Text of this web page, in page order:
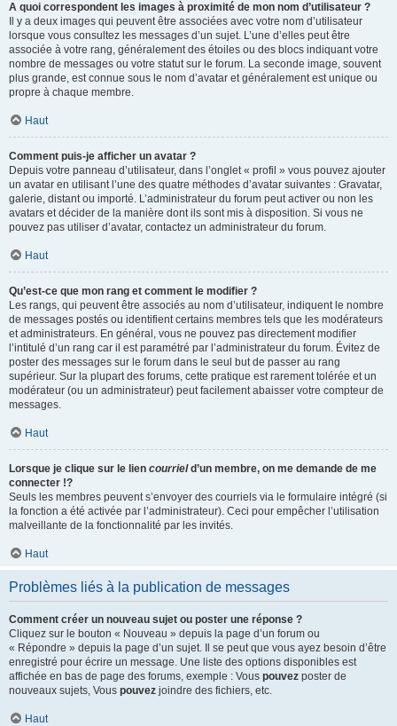
A quoi correspondent les images à proximité de mon nom d’utilisateur ?
Il y a deux images qui peuvent être associées avec votre nom d’utilisateur
lorsque vous consultez les messages d’un sujet. L’une d’elles peut être
associée à votre rang, généralement des étoiles ou des blocs indiquant votre
nombre de messages ou votre statut sur le forum. La seconde image, souvent
plus grande, est connue sous le nom d’avatar et généralement est unique ou
propre à chaque membre.
Haut
Comment puis-je afficher un avatar ?
Depuis votre panneau d’utilisateur, dans l’onglet « profil » vous pouvez ajouter
un avatar en utilisant l’une des quatre méthodes d’avatar suivantes : Gravatar,
galerie, distant ou importé. L’administrateur du forum peut activer ou non les
avatars et décider de la manière dont ils sont mis à disposition. Si vous ne
pouvez pas utiliser d’avatar, contactez un administrateur du forum.
Haut
Qu’est-ce que mon rang et comment le modifier ?
Les rangs, qui peuvent être associés au nom d’utilisateur, indiquent le nombre
de messages postés ou identifient certains membres tels que les modérateurs
et administrateurs. En général, vous ne pouvez pas directement modifier
l’intitulé d’un rang car il est paramétré par l’administrateur du forum. Évitez de
poster des messages sur le forum dans le seul but de passer au rang
supérieur. Sur la plupart des forums, cette pratique est rarement tolérée et un
modérateur (ou un administrateur) peut facilement abaisser votre compteur de
messages.
Haut
Lorsque je clique sur le lien courrield’un membre, on me demande de me
connecter !?
Seuls les membres peuvent s’envoyer des courriels via le formulaire intégré (si
la fonction a été activée par l’administrateur). Ceci pour empêcher l’utilisation
malveillante de la fonctionnalité par les invités.
Haut
Problèmes liés à la publication de messages
Comment créer un nouveau sujet ou poster une réponse ?
Cliquez sur le bouton « Nouveau » depuis la page d’un forum ou
« Répondre » depuis la page d’un sujet. Il se peut que vous ayez besoin d’être
enregistré pour écrire un message. Une liste des options disponibles est
affichée en bas de page des forums, exemple : Vous pouvez poster de
nouveaux sujets, Vous pouvez joindre des fichiers, etc.
Haut